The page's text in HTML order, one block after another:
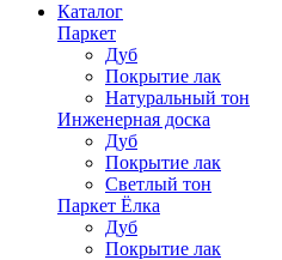
Каталог
Паркет
Дуб
Покрытие лак
Натуральный тон
Инженерная доска
Дуб
Покрытие лак
Светлый тон
Паркет Ёлка
Дуб
Покрытие лак